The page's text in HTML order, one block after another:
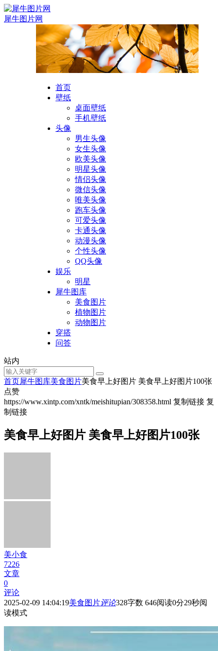
犀牛图片网
首页
壁纸
桌面壁纸
手机壁纸
头像
男生头像
女生头像
欧美头像
明星头像
情侣头像
微信头像
唯美头像
跑车头像
可爱头像
卡通头像
动漫头像
个性头像
QQ头像
娱乐
明星
犀牛图库
美食图片
植物图片
动物图片
穿搭
问答
站内
首页犀牛图库美食图片美食早上好图片 美食早上好图片100张
点赞
https://www.xintp.com/xntk/meishitupian/308358.html 复制链接 复
制链接
美食早上好图片 美食早上好图片100张
美小食
7226
文章
0
评论
2025-02-09 14:04:19美食图片评论328字数 646阅读0分29秒阅
读模式